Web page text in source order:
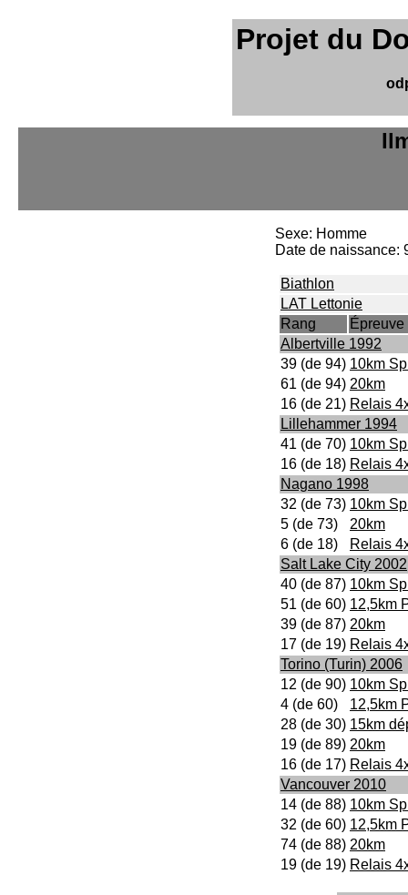
Projet du
Sexe: Homme
Date de naissance:
Biathlon
LAT Lettonie
Rang
Épreuve
Albertville 1992
39 (de 94) 10km
61 (de 94) 20km
16 (de 21) Relais
Lillehammer 1994
41 (de 70) 10km
16 (de 18) Relais
Nagano 1998
32 (de 73) 10km
5 (de 73)
20km
6 (de 18)
Relais
Salt Lake City 2002
40 (de 87) 10km
51 (de 60) 12,5km
39 (de 87) 20km
17 (de 19) Relais
Torino (Turin) 2006
12 (de 90) 10km
4 (de 60)
12,5km
28 (de 30) 15km
19 (de 89) 20km
16 (de 17) Relais
Vancouver 2010
14 (de 88) 10km
32 (de 60) 12,5km
74 (de 88) 20km
19 (de 19) Relais